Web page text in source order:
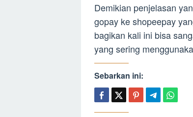
Demikian penjelasan
gopay ke shopeepay
bagikan kali ini bisa
yang sering
Sebarkan ini: